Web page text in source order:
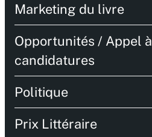
Marketing du livre
Opportunités / Appel à
candidatures
Politique
Prix Littéraire